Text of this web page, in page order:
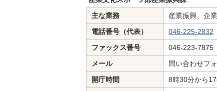
主な業務
産業振興、企
電話番号（代表）
046-225-2832
ファックス番号
046-223-7875
メール
問い合わせフ
開庁時間
8時30分から